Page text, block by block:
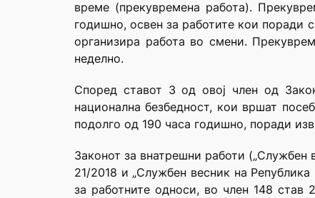
време (прекувремена работа).
годишно, освен за работите кои поради
организира работа во смени.
неделно.
Според ставот 3 од овој член од
национална безбедност, кои вршат
подолго од 190 часа годишно, поради
Законот за внатрешни работи („Службен
21/2018 и „Службен весник на
за работните односи, во член 148 став